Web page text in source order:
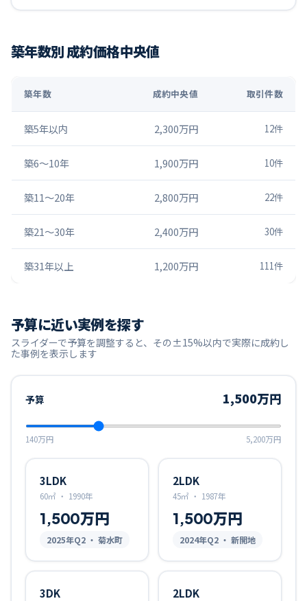
築年数別 成約価格中央値
築年数 成約中央値 取引件数
築5年以内 2,300万円 12件
築6〜10年 1,900万円 10件
築11〜20年 2,800万円 22件
築21〜30年 2,400万円 30件
築31年以上 1,200万円 111件
予算に近い実例を探す
スライダーで予算を調整すると、その±15%以内で実際に成約し
た事例を表示します
予算 1,500万円
140万円 5,200万円
3LDK
60㎡ ・ 1990年
1,500万円
2025年Q2 ・ 菊水町
2LDK
45㎡ ・ 1987年
1,500万円
2024年Q2 ・ 新開地
3DK 2LDK